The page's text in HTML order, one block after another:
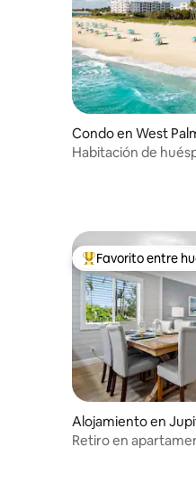
Condo en West
Habitación de
Favorito entre
Favorito entre
Alojamiento en
Retiro en